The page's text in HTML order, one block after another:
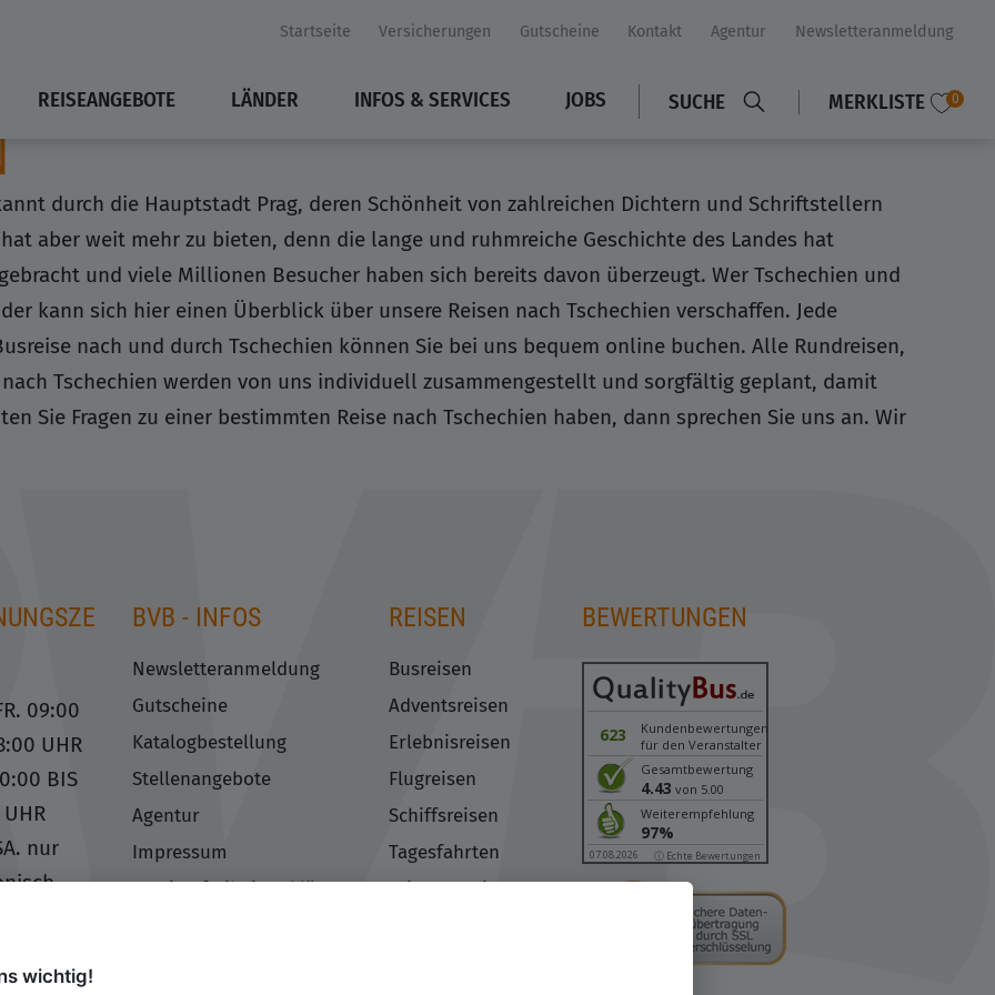
Startseite Versicherungen Gutscheine Kontakt Agentur Newsletteranmeldung
REISEANGEBOTE LÄNDER INFOS & SERVICES JOBS SUCHE MERKLISTE 0
durch die Hauptstadt Prag, deren Schönheit von zahlreichen Dichtern und Schriftstellern
aber weit mehr zu bieten, denn die lange und ruhmreiche Geschichte des Landes hat
und viele Millionen Besucher haben sich bereits davon überzeugt. Wer Tschechien und
kann sich hier einen Überblick über unsere Reisen nach Tschechien verschaffen. Jede
nach und durch Tschechien können Sie bei uns bequem online buchen. Alle Rundreisen,
Tschechien werden von uns individuell zusammengestellt und sorgfältig geplant, damit
Sie Fragen zu einer bestimmten Reise nach Tschechien haben, dann sprechen Sie uns an. Wir
09:00
UHR
BIS
nur
BVB - INFOS
Newsletteranmeldung
Gutscheine
Katalogbestellung
Stellenangebote
Agentur
Impressum
Barrierefreiheitserklärung
REISEN
Busreisen
Adventsreisen
Erlebnisreisen
Flugreisen
Schiffsreisen
Tagesfahrten
Feiertagsreisen
BEWERTUNGEN
623
Kundenbewertungen
für den Veranstalter
Gesamtbewertung
4.43 von 5.00
Weiterempfehlung
97%
07.08.2026 ⓘ Echte Bewertungen
wichtig!